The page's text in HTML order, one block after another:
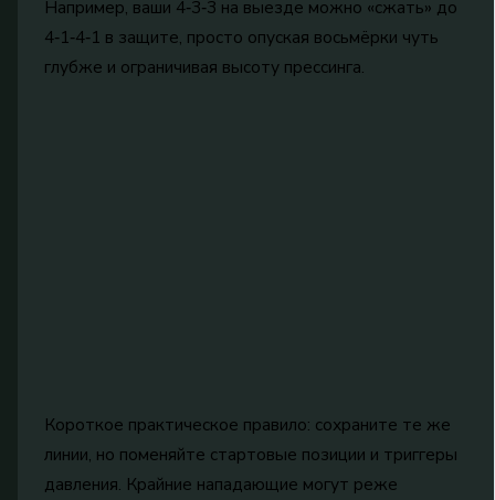
Например, ваши 4‑3‑3 на выезде можно «сжать» до
4‑1‑4‑1 в защите, просто опуская восьмёрки чуть
глубже и ограничивая высоту прессинга.
Короткое практическое правило: сохраните те же
линии, но поменяйте стартовые позиции и триггеры
давления. Крайние нападающие могут реже